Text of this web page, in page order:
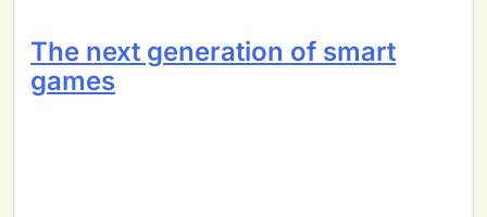
The next generation of smart
games